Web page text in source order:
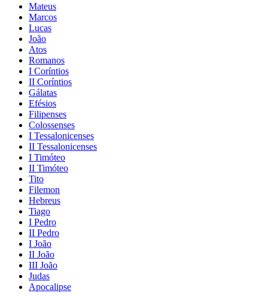
Mateus
Marcos
Lucas
João
Atos
Romanos
I Coríntios
II Coríntios
Gálatas
Efésios
Filipenses
Colossenses
I Tessalonicenses
II Tessalonicenses
I Timóteo
II Timóteo
Tito
Filemon
Hebreus
Tiago
I Pedro
II Pedro
I João
II João
III João
Judas
Apocalipse